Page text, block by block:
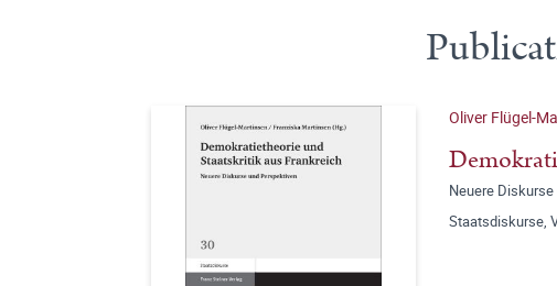
Oliver Flügel-
Neuere
Staatsdiskurse,